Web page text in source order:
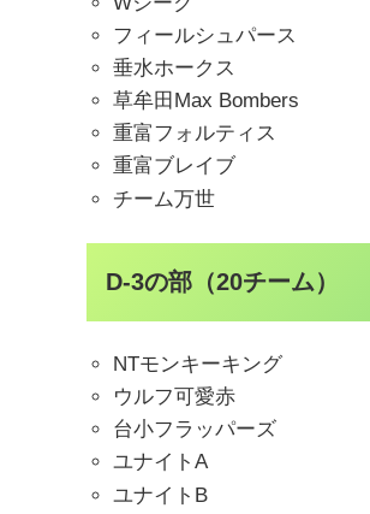
フィールシュパース
垂水ホークス
草牟田Max Bombers
重富フォルティス
重富ブレイブ
チーム万世
D-3の部（20チーム）
NTモンキーキング
ウルフ可愛赤
台小フラッパーズ
ユナイトA
ユナイトB